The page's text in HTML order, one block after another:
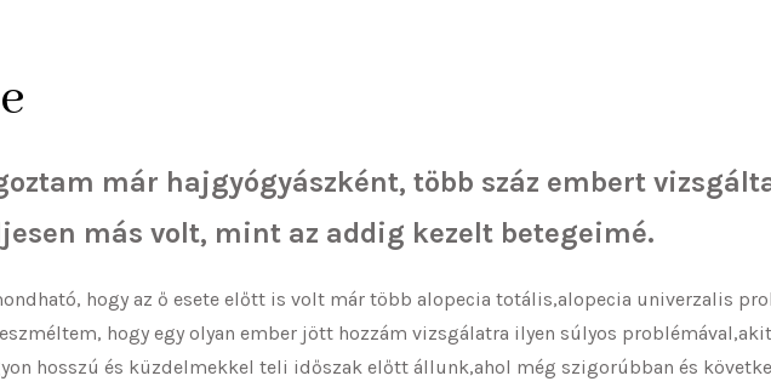
már hajgyógyászként, több száz embert
más volt, mint az addig kezelt betegeimé.
hogy az ő esete előtt is volt már több alopecia totális,alopecia univerzalis
hogy egy olyan ember jött hozzám vizsgálatra ilyen súlyos
hosszú és küzdelmekkel teli időszak előtt állunk,ahol még szigorúbban és